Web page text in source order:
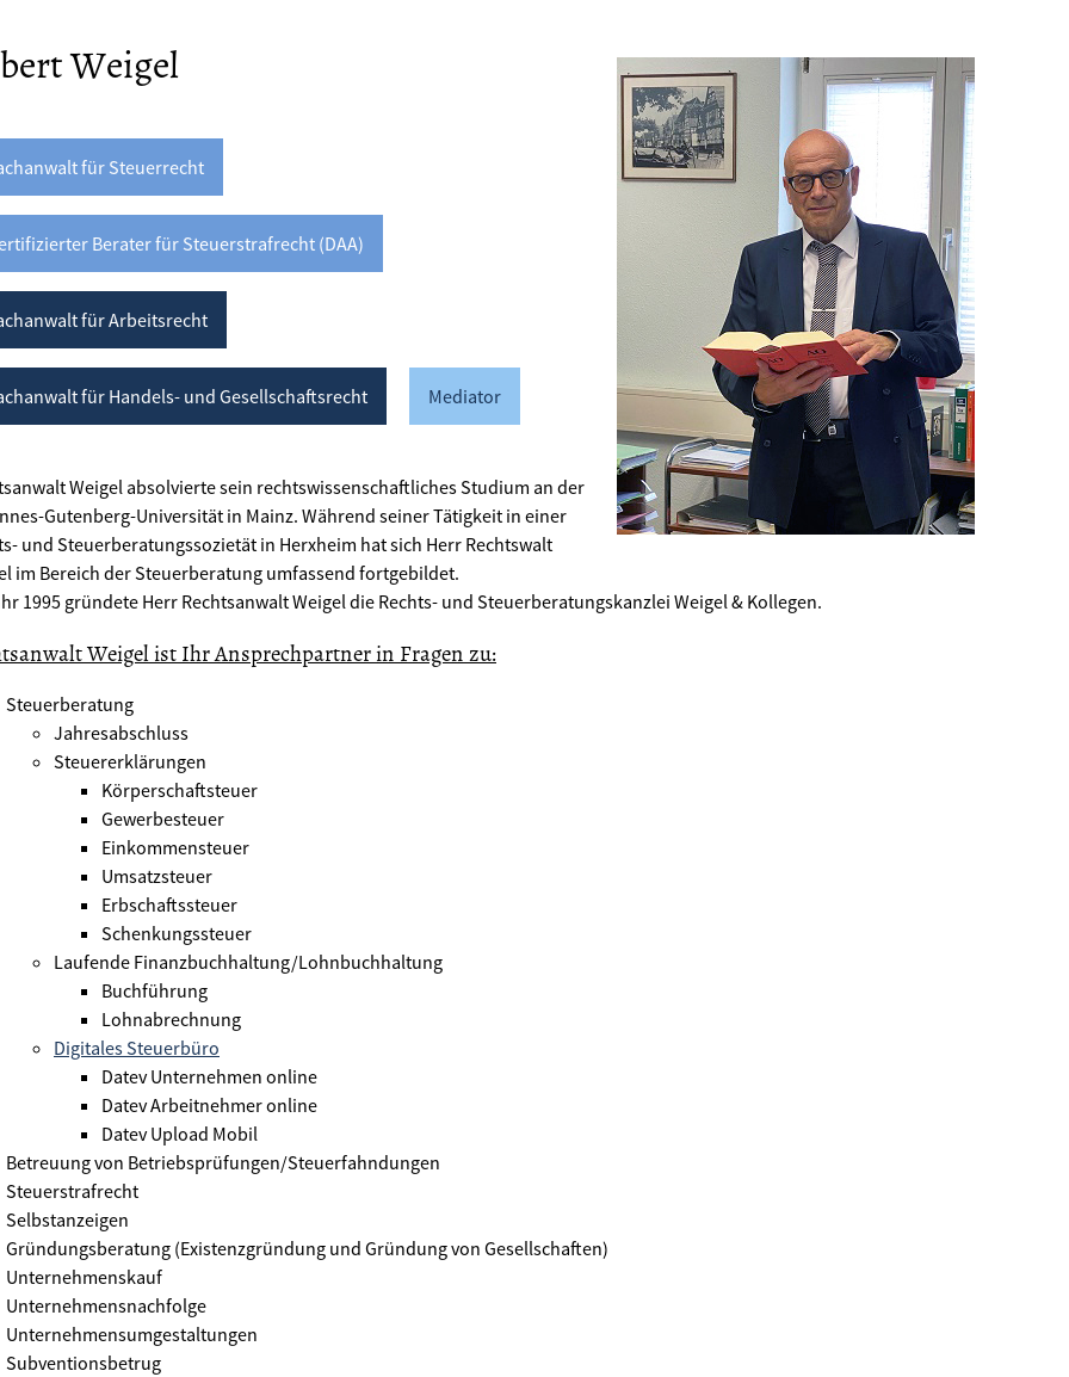
Weigel
für Steuerrecht
Berater für Steuerstrafrecht (DAA)
für Arbeitsrecht
für Handels- und Gesellschaftsrecht Mediator
Weigel absolvierte sein rechtswissenschaftliches Studium an der
Gutenberg-Universität in Mainz. Während seiner Tätigkeit in einer
und Steuerberatungssozietät in Herxheim hat sich Herr Rechtswalt
im Bereich der Steuerberatung umfassend fortgebildet.
1995 gründete Herr Rechtsanwalt Weigel die Rechts- und Steuerberatungskanzlei Weigel & Kollegen.
Weigel ist Ihr Ansprechpartner in Fragen zu:
Steuerberatung
Jahresabschluss
Steuererklärungen
Körperschaftsteuer
Gewerbesteuer
Einkommensteuer
Umsatzsteuer
Erbschaftssteuer
Schenkungssteuer
Laufende Finanzbuchhaltung/Lohnbuchhaltung
Buchführung
Lohnabrechnung
Digitales Steuerbüro
Datev Unternehmen online
Datev Arbeitnehmer online
Datev Upload Mobil
Betreuung von Betriebsprüfungen/Steuerfahndungen
Steuerstrafrecht
Selbstanzeigen
Gründungsberatung (Existenzgründung und Gründung von Gesellschaften)
Unternehmenskauf
Unternehmensnachfolge
Unternehmensumgestaltungen
Subventionsbetrug